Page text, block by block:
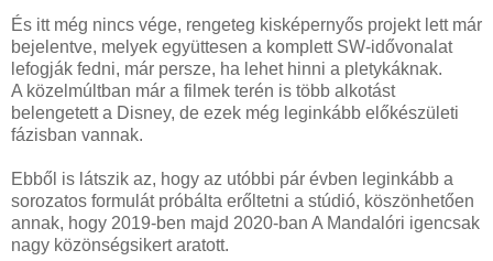
És itt még nincs vége, rengeteg kisképernyős projekt lett már
bejelentve, melyek együttesen a komplett SW-idővonalat
lefogják fedni, már persze, ha lehet hinni a pletykáknak.
A közelmúltban már a filmek terén is több alkotást
belengetett a Disney, de ezek még leginkább előkészületi
fázisban vannak.
Ebből is látszik az, hogy az utóbbi pár évben leginkább a
sorozatos formulát próbálta erőltetni a stúdió, köszönhetően
annak, hogy 2019-ben majd 2020-ban A Mandalóri igencsak
nagy közönségsikert aratott.